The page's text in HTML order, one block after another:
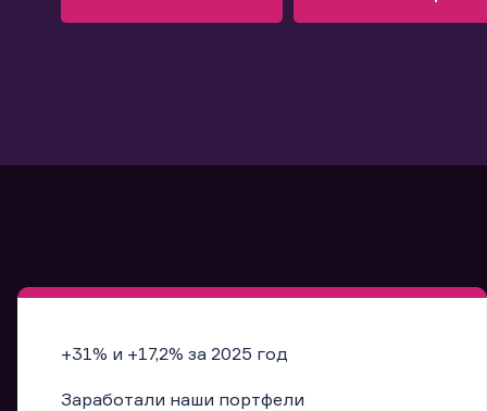
+31% и +17,2% за 2025 год
Заработали наши портфели